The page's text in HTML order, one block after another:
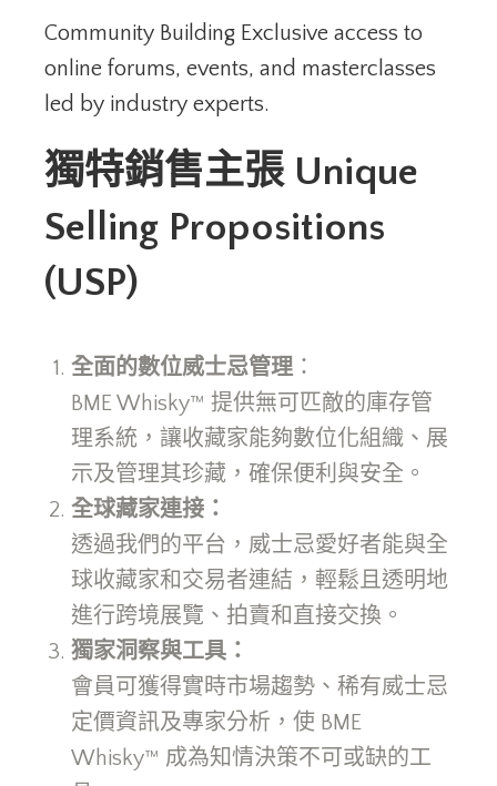
Community Building Exclusive access to
online forums, events, and masterclasses
led by industry experts.
獨特銷售主張 Unique
Selling Propositions
(USP)
全面的數位威士忌管理 ：
BME Whisky™ 提供無可匹敵的庫存管
理系統，讓收藏家能夠數位化組織、展
示及管理其珍藏，確保便利與安全。
全球藏家連接：
透過我們的平台，威士忌愛好者能與全
球收藏家和交易者連結，輕鬆且透明地
進行跨境展覽、拍賣和直接交換。
獨家洞察與工具：
會員可獲得實時市場趨勢、稀有威士忌
定價資訊及專家分析，使 BME
Whisky™ 成為知情決策不可或缺的工